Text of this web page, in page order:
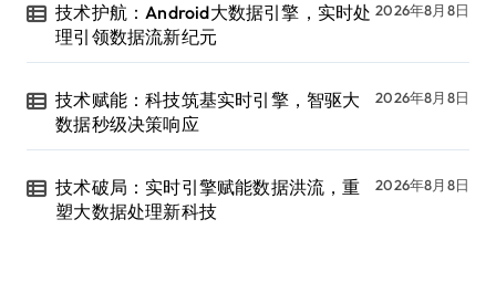
技术护航：Android大数据引擎，实时处
理引领数据流新纪元
2026年8月8日
技术赋能：科技筑基实时引擎，智驱大
数据秒级决策响应
2026年8月8日
技术破局：实时引擎赋能数据洪流，重
塑大数据处理新科技
2026年8月8日